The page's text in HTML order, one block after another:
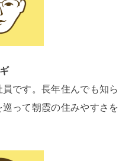
です。長年住んでも知ら
って朝霞の住みやすさを